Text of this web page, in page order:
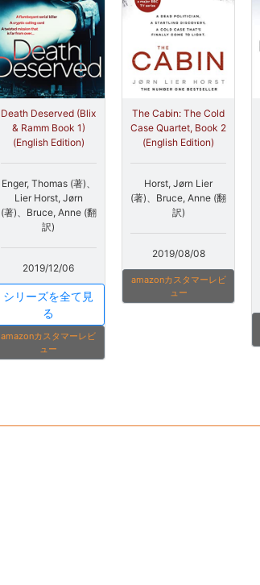
Death Deserved (Blix
& Ramm Book 1)
(English Edition)
Enger, Thomas (著)、
Lier Horst, Jørn
(著)、Bruce, Anne (翻
訳)
2019/12/06
シリーズを全て見
る
amazonカスタマーレビ
ュー
The Cabin: The Cold
Case Quartet, Book 2
(English Edition)
Horst, Jørn Lier
(著)、Bruce, Anne (翻
訳)
2019/08/08
amazonカスタマーレビ
ュー